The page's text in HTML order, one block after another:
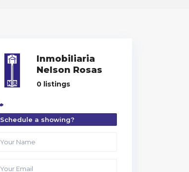
Inmobiliaria
Nelson Rosas
0 listings
Schedule a showing?